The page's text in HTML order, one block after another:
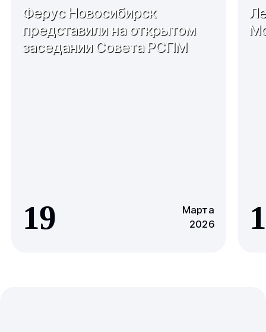
Ферус Новосибирск
представили на открытом
заседании Совета РСПМ
19
Марта
2026